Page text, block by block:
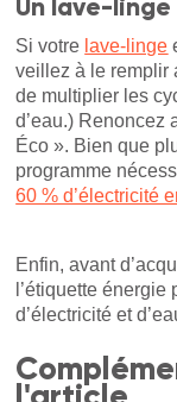
Un lave-
Si votre lave-linge
veillez à le remplir
de multiplier les
d’eau.) Renoncez
Éco ». Bien que
programme
60 % d’électricité
Enfin, avant
l’étiquette
d’électricité et